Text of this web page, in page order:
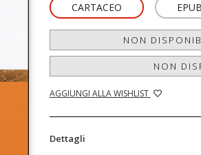
CARTACEO EPUB
NON
NON
AGGIUNGI ALLA WISHLIST
Dettagli